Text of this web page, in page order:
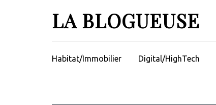
LA BLOGUEUSE
Habitat/Immobilier Digital/HighTech